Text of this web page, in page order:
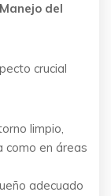
del
crucial
limpio,
como en áreas
adecuado